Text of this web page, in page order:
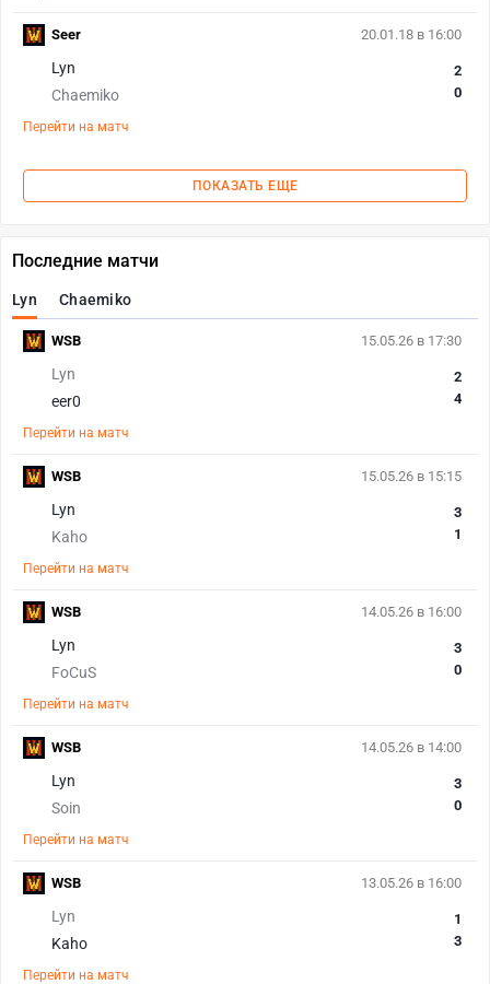
20.01.18 в 16:00
Lyn
Chaemiko
2
0
Перейти на матч
Seer
ПОКАЗАТЬ ЕЩЕ
Последние матчи
Lyn Chaemiko
15.05.26 в 17:30
Lyn
eer0
2
4
Перейти на матч
WSB
15.05.26 в 15:15
Lyn
Kaho
3
1
Перейти на матч
WSB
14.05.26 в 16:00
Lyn
FoCuS
3
0
Перейти на матч
WSB
14.05.26 в 14:00
Lyn
Soin
3
0
Перейти на матч
WSB
13.05.26 в 16:00
Lyn
Kaho
1
3
Перейти на матч
WSB